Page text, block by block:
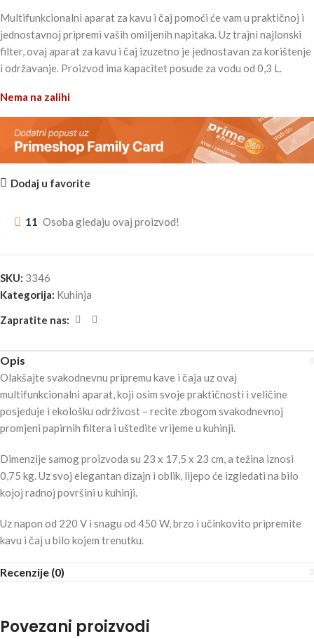
Multifunkcionalni aparat za kavu i čaj pomoći će vam u praktičnoj i
jednostavnoj pripremi vaših omiljenih napitaka. Uz trajni najlonski
filter, ovaj aparat za kavu i čaj izuzetno je jednostavan za korištenje
i održavanje. Proizvod ima kapacitet posude za vodu od 0,3 L.
Nema na zalihi
Dodaj u favorite
11 Osoba gledaju ovaj proizvod!
SKU: 3346
Kategorija: Kuhinja
Zapratite nas:
Opis
Olakšajte svakodnevnu pripremu kave i čaja uz ovaj
multifunkcionalni aparat, koji osim svoje praktičnosti i veličine
posjeduje i ekološku održivost – recite zbogom svakodnevnoj
promjeni papirnih filtera i uštedite vrijeme u kuhinji.
Dimenzije samog proizvoda su 23 x 17,5 x 23 cm, a težina iznosi
0,75 kg. Uz svoj elegantan dizajn i oblik, lijepo će izgledati na bilo
kojoj radnoj površini u kuhinji.
Uz napon od 220 V i snagu od 450 W, brzo i učinkovito pripremite
kavu i čaj u bilo kojem trenutku.
Recenzije (0)
Povezani proizvodi